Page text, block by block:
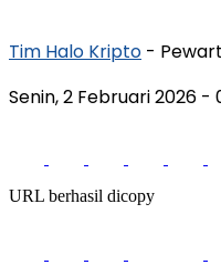
Tim Halo Kripto -
Senin, 2 Februari 2026 -
URL berhasil dicopy